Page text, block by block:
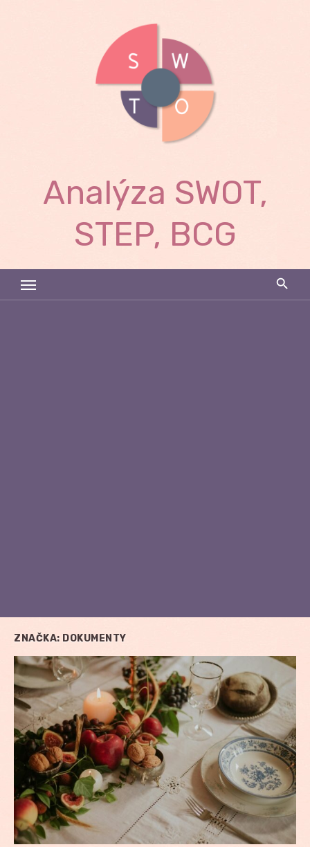
Analýza SWOT,
STEP, BCG
ZNAČKA: DOKUMENTY